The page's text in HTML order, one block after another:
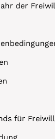
der
für